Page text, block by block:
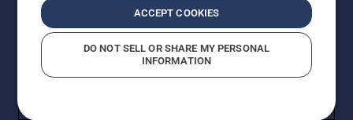
© Husqvarna AB (публ). Всички права запазени.
ACCEPT COOKIES
DO NOT SELL OR SHARE MY PERSONAL
INFORMATION